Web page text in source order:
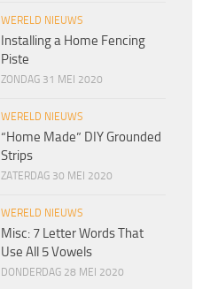
WERELD NIEUWS
Installing a Home Fencing
Piste
ZONDAG 31 MEI 2020
WERELD NIEUWS
“Home Made” DIY Grounded
Strips
ZATERDAG 30 MEI 2020
WERELD NIEUWS
Misc: 7 Letter Words That
Use All 5 Vowels
DONDERDAG 28 MEI 2020